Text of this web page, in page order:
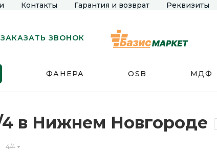
Контакты Гарантия и возврат Реквизиты
ЗАКАЗАТЬ ЗВОНОК
ФАНЕРА OSB МДФ
в Нижнем Новгороде
4/4